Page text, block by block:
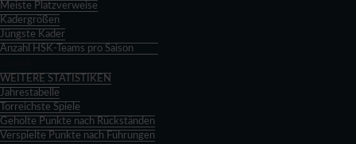
Meiste Platzverweise
Kadergrößen
Jüngste Kader
Anzahl HSK-Teams pro Saison
WEITERE STATISTIKEN
Jahrestabelle
Torreichste Spiele
Geholte Punkte nach Rückständen
Verspielte Punkte nach Führungen